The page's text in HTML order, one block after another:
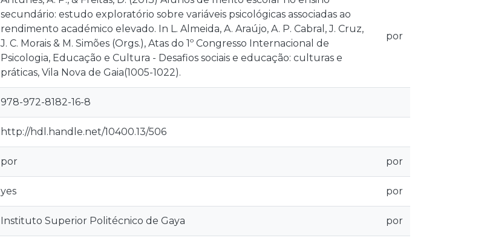
secundário: estudo exploratório sobre variáveis psicológicas associadas ao
rendimento académico elevado. In L. Almeida, A. Araújo, A. P. Cabral, J. Cruz,
J. C. Morais & M. Simões (Orgs.), Atas do 1º Congresso Internacional de
Psicologia, Educação e Cultura - Desafios sociais e educação: culturas e
práticas, Vila Nova de Gaia(1005-1022).
por
978-972-8182-16-8
http://hdl.handle.net/10400.13/506
por por
yes por
Instituto Superior Politécnico de Gaya por